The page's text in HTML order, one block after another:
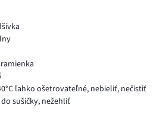
ľahko ošetrovateľné, nebieliť, nečistiť
sušičky, nežehliť